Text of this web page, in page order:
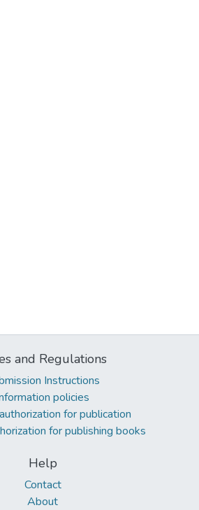
and Regulations
Instructions
policies
for publication
for publishing books
Help
Contact
About